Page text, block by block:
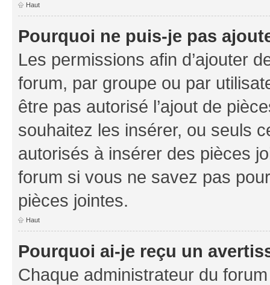
Haut
Pourquoi ne puis-je pas
Les permissions afin d’ajouter
forum, par groupe ou par
être pas autorisé l’ajout de
souhaitez les insérer, ou seuls
autorisés à insérer des pièces
forum si vous ne savez pas
pièces jointes.
Haut
Pourquoi ai-je reçu un
Chaque administrateur du